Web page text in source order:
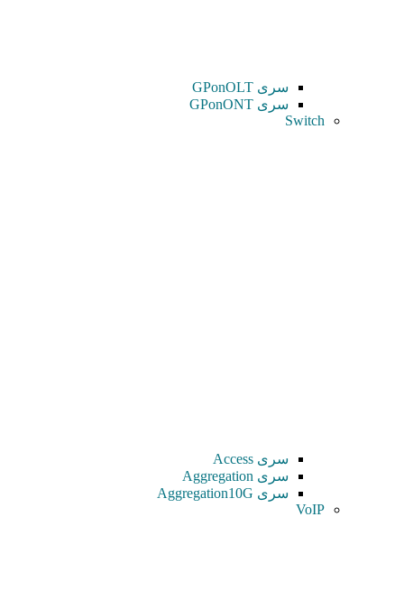
سری GPonOLT
سری GPonONT
Switch
سری Access
سری Aggregation
سری Aggregation10G
VoIP